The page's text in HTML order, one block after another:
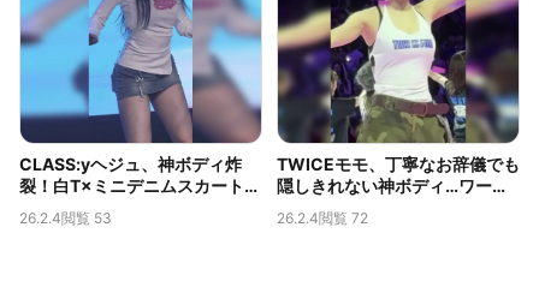
CLASS:yヘジュ、神ボディ炸
裂！白T×ミニデニムスカートか
ら覗くムチムチの太ももが伝説
級
26.2.4閲覧 53
TWICEモモ、丁寧なお辞儀でも
隠しきれない神ボディ…ワール
ドツアーで捉えられた限界露出
の胸の谷間
26.2.4閲覧 72